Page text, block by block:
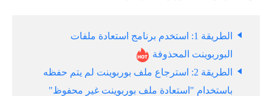
الطريقة 1: استخدم برنامج استعادة ملفات
البوربوينت المحذوفة
الطريقة 2: استرجاع ملف بوربوينت لم يتم حفظه
باستخدام "استعادة ملف بوربوينت غير محفوظ"